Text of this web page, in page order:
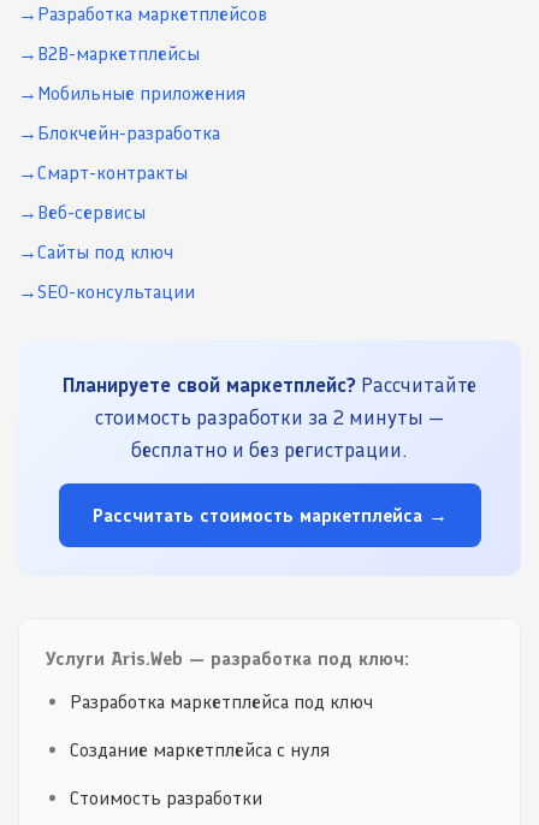
Разработка маркетплейсов
B2B-маркетплейсы
Мобильные приложения
Блокчейн-разработка
Смарт-контракты
Веб-сервисы
Сайты под ключ
SEO-консультации
Планируете свой маркетплейс? Рассчитайте
стоимость разработки за 2 минуты —
бесплатно и без регистрации.
Рассчитать стоимость маркетплейса →
Услуги Aris.Web — разработка под ключ:
Разработка маркетплейса под ключ
Создание маркетплейса с нуля
Стоимость разработки